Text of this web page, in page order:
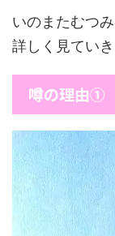
いのまたむつ
詳しく見ていき
噂の理由